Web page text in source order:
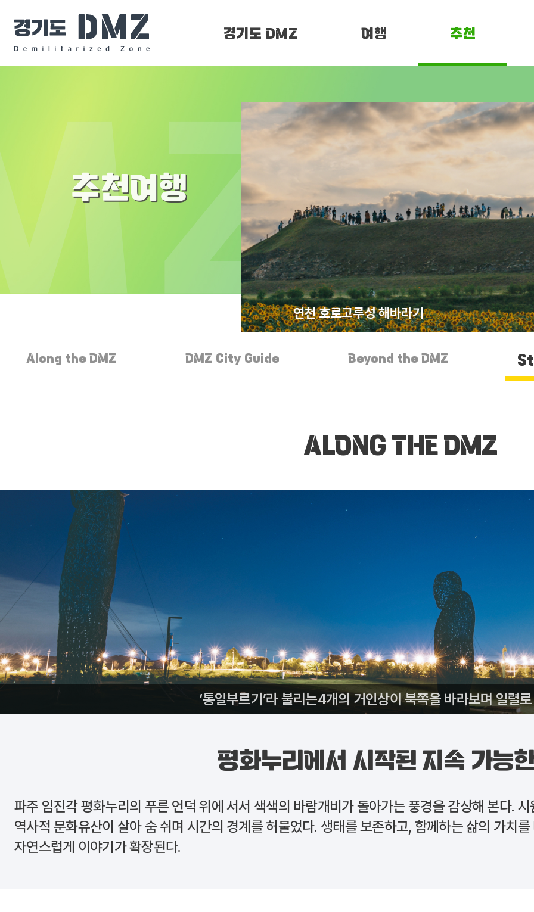
경기도 DMZ
DMZ OPEN 페스티벌
여행
임진각 평화누리
DMZ 평화누리길
추천
추천여행
연천 호로고루성 해바라기
Along the DMZ DMZ City Guide Beyond the DMZ
ALONG THE DMZ
‘통일부르기’라 불리는4개의 거인상이 북쪽을 바라보며 일렬
평화누리에서 시작된 지속 가능
파주 임진각 평화누리 의 푸른 언덕 위에 서서 색색의 바람개비가 돌아가는 풍경을 감상해 본다.
역사적 문화유산이 살아 숨 쉬며 시간의 경계를 허물었다. 생태를 보존하고, 함께하는 삶의 가치
자연스럽게 이야기가 확장된다.